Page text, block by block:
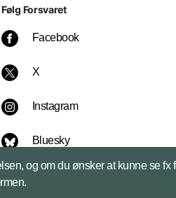
Følg Forsvaret
Facebook
X
Instagram
Bluesky
LinkedIn
og om du ønsker at kunne se fx